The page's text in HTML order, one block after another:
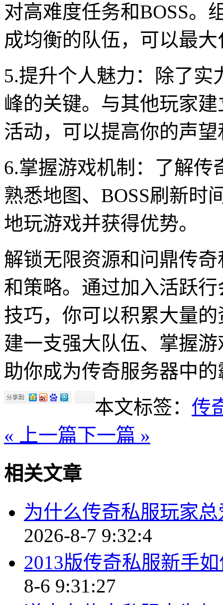
对高难度任务和BOSS。
成均衡的队伍，可以最
5.提升个人魅力：除了
峰的关键。与其他玩家
活动，可以提高你的声
6.掌握游戏机制：了解
熟悉地图、BOSS刷新时
地玩游戏并获得优势。
解锁无限资源和问鼎传
和策略。通过加入活跃
技巧，你可以积累大量
建一支强大队伍、掌握
助你成为传奇服务器中的
本文标签： 传
« 上一篇下一篇 »
相关文章
为什么传奇私服玩家
2026-8-7 9:32:4
2013版传奇私服新手
8-6 9:31:27